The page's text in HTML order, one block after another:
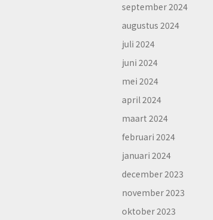
september 2024
augustus 2024
juli 2024
juni 2024
mei 2024
april 2024
maart 2024
februari 2024
januari 2024
december 2023
november 2023
oktober 2023